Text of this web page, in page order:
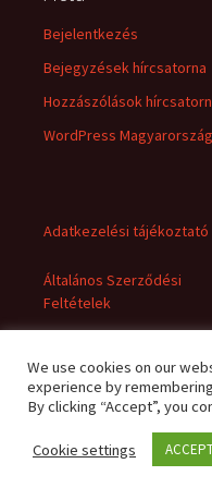
Bejelentkezés
Bejegyzések hírcsatorna
Hozzászólások
WordPress Magyarország
Adatkezelési tájékoztató
Általános Szerződési
Feltételek
Adatkezelési tájékoztató
We use cookies on our
experience by
By clicking “Accept”, you
Cookie settings